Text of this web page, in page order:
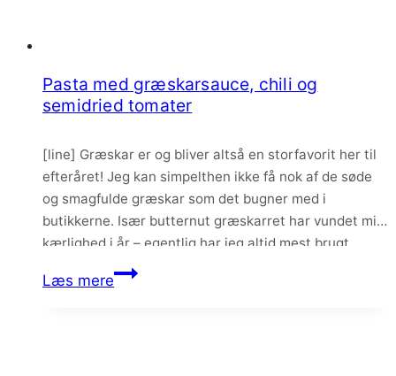
Pasta med græskarsauce, chili og
semidried tomater
[line] Græskar er og bliver altså en storfavorit her til
efteråret! Jeg kan simpelthen ikke få nok af de søde
og smagfulde græskar som det bugner med i
butikkerne. Især butternut græskarret har vundet min
kærlighed i år – egentlig har jeg altid mest brugt
hokkaido, men nu har jeg virkelig fået øjnene op for…
Læs merePasta